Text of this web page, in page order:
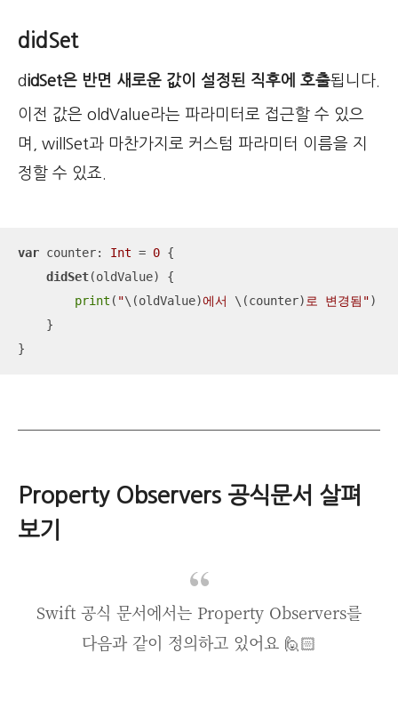
didSet
didSet은 반면 새로운 값이 설정된 직후에 호출됩니다.
이전 값은 oldValue라는 파라미터로 접근할 수 있으
며, willSet과 마찬가지로 커스텀 파라미터 이름을 지
정할 수 있죠.
var counter: Int = 0 {
didSet(oldValue) {
print ( "\(oldValue)에서 \(counter)로 변경됨")
    }
}
Property Observers 공식문서 살펴
보기
Swift 공식 문서에서는 Property Observers를
다음과 같이 정의하고 있어요 🙋🏻